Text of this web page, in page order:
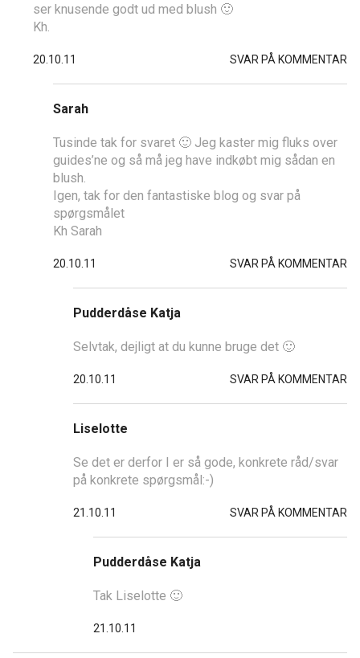
ser knusende godt ud med blush 🙂
Kh.
20.10.11 SVAR PÅ KOMMENTAR
Sarah
Tusinde tak for svaret 🙂 Jeg kaster mig fluks over
guides’ne og så må jeg have indkøbt mig sådan en
blush.
Igen, tak for den fantastiske blog og svar på
spørgsmålet
Kh Sarah
20.10.11 SVAR PÅ KOMMENTAR
Pudderdåse Katja
Selvtak, dejligt at du kunne bruge det 🙂
20.10.11 SVAR PÅ KOMMENTAR
Liselotte
Se det er derfor I er så gode, konkrete råd/svar
på konkrete spørgsmål:-)
21.10.11 SVAR PÅ KOMMENTAR
Pudderdåse Katja
Tak Liselotte 🙂
21.10.11